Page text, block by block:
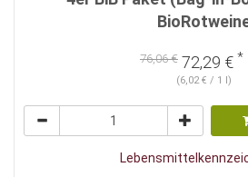
76,06 € 72,29 € *
(6,02 € / 1 l)